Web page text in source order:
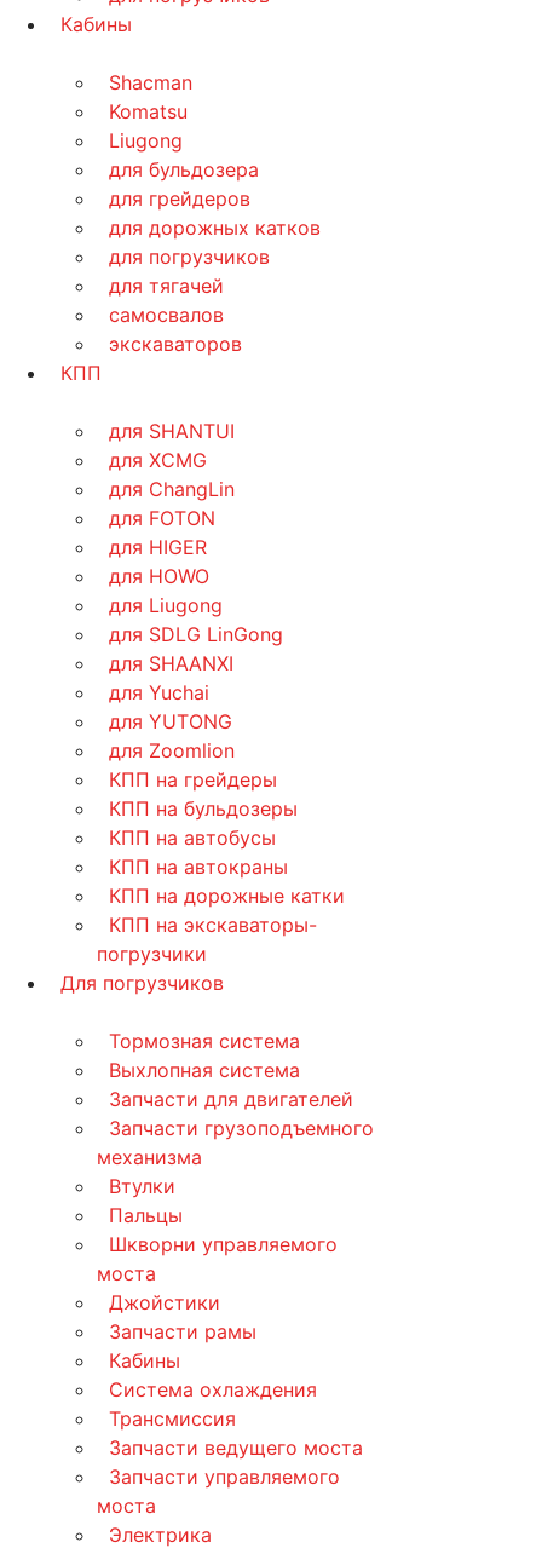
Кабины
Shacman
Komatsu
Liugong
для бульдозера
для грейдеров
для дорожных катков
для погрузчиков
для тягачей
самосвалов
экскаваторов
КПП
для SHANTUI
для XCMG
для ChangLin
для FOTON
для HIGER
для HOWO
для Liugong
для SDLG LinGong
для SHAANXI
для Yuchai
для YUTONG
для Zoomlion
КПП на грейдеры
КПП на бульдозеры
КПП на автобусы
КПП на автокраны
КПП на дорожные катки
КПП на экскаваторы-
погрузчики
Для погрузчиков
Тормозная система
Выхлопная система
Запчасти для двигателей
Запчасти грузоподъемного
механизма
Втулки
Пальцы
Шкворни управляемого
моста
Джойстики
Запчасти рамы
Кабины
Система охлаждения
Трансмиссия
Запчасти ведущего моста
Запчасти управляемого
моста
Электрика